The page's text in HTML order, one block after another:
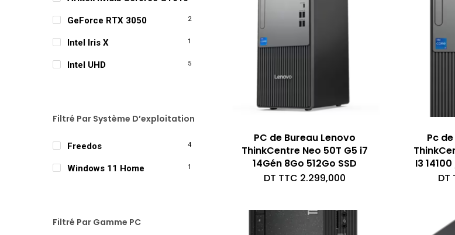
GeForce RTX 3050 2
Intel Iris X 1
Intel UHD 5
Filtré Par Système D’exploitation
Freedos 4
Windows 11 Home 1
Filtré Par Gamme PC
PC de Bureau Lenovo
ThinkCentre Neo 50T G5 i7
14Gén 8Go 512Go SSD
DT TTC 2.299,000
Pc
I3
DT